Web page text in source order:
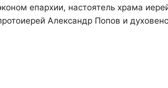
епархии, настоятель храма
Александр Попов и